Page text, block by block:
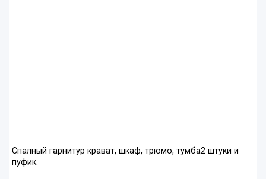
Спалный гарнитур крават, шкаф, трюмо, тумба2 штуки и
пуфик.